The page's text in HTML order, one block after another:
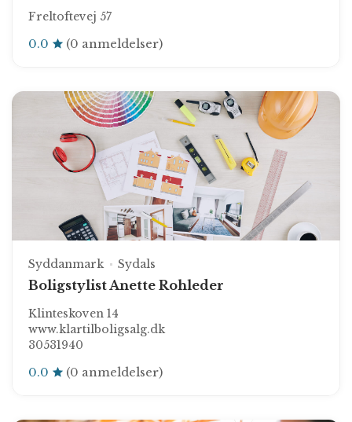
Freltoftevej 57
0.0 (0 anmeldelser)
Syddanmark Sydals
Boligstylist Anette Rohleder
Klinteskoven 14
www.klartilboligsalg.dk
30531940
0.0 (0 anmeldelser)